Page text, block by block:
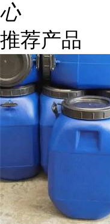
心
推荐产品